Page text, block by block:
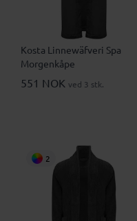
Kosta Linnewäfveri Spa
Morgenkåpe
551 NOK ved 3 stk.
2